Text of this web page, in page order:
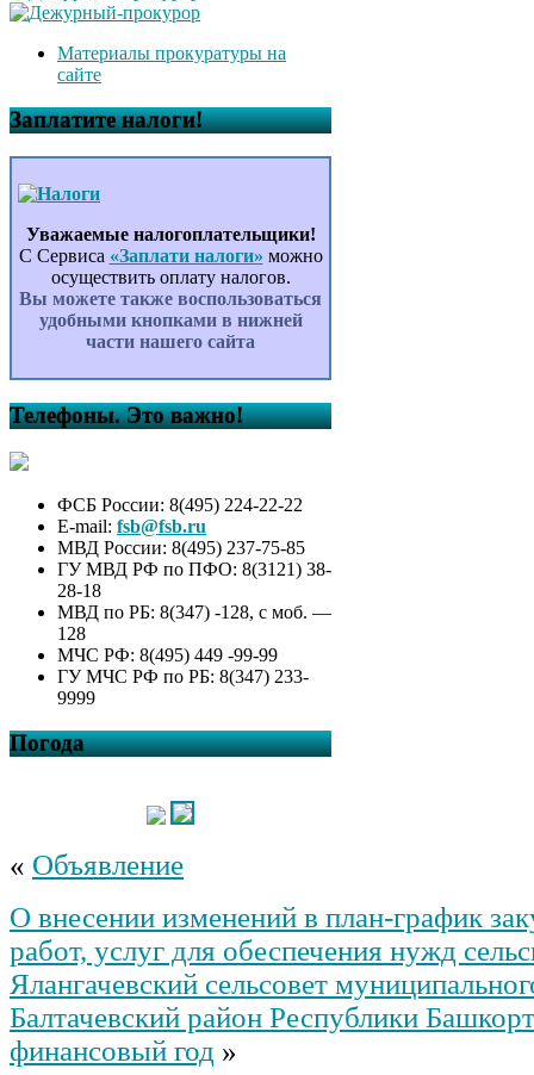
Материалы прокуратуры на
сайте
Заплатите налоги!
Уважаемые налогоплательщики!
С Сервиса «Заплати налоги» можно
осуществить оплату налогов.
Вы можете также воспользоваться
удобными кнопками в нижней
части нашего сайта
Телефоны. Это важно!
ФСБ России: 8(495) 224-22-22
E-mail: fsb@fsb.ru
МВД России: 8(495) 237-75-85
ГУ МВД РФ по ПФО: 8(3121) 38-
28-18
МВД по РБ: 8(347) -128, с моб. —
128
МЧС РФ: 8(495) 449 -99-99
ГУ МЧС РФ по РБ: 8(347) 233-
9999
Погода
« Объявление
О внесении изменений в план-график
работ, услуг для обеспечения нужд
Ялангачевский сельсовет
Балтачевский район Республики
финансовый год »